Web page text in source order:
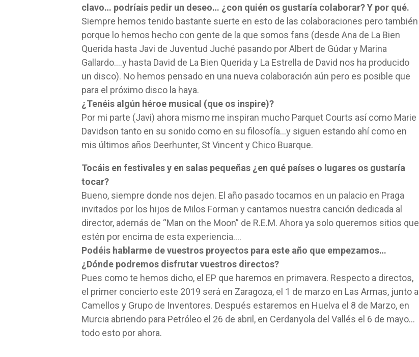
clavo… podríais pedir un deseo… ¿con quién os gustaría colaborar? Y por qué.
Siempre hemos tenido bastante suerte en esto de las colaboraciones pero también
porque lo hemos hecho con gente de la que somos fans (desde Ana de La Bien
Querida hasta Javi de Juventud Juché pasando por Albert de Gúdar y Marina
Gallardo….y hasta David de La Bien Querida y La Estrella de David nos ha producido
un disco). No hemos pensado en una nueva colaboración aún pero es posible que
para el próximo disco la haya.
¿Tenéis algún héroe musical (que os inspire)?
Por mi parte (Javi) ahora mismo me inspiran mucho Parquet Courts así como Marie
Davidson tanto en su sonido como en su filosofía…y siguen estando ahí como en
mis últimos años Deerhunter, St Vincent y Chico Buarque.
Tocáis en festivales y en salas pequeñas ¿en qué países o lugares os gustaría
tocar?
Bueno, siempre donde nos dejen. El año pasado tocamos en un palacio en Praga
invitados por los hijos de Milos Forman y cantamos nuestra canción dedicada al
director, además de “Man on the Moon” de R.E.M. Ahora ya solo queremos sitios que
estén por encima de esta experiencia….
Podéis hablarme de vuestros proyectos para este año que empezamos…
¿Dónde podremos disfrutar vuestros directos?
Pues como te hemos dicho, el EP que haremos en primavera. Respecto a directos,
el primer concierto este 2019 será en Zaragoza, el 1 de marzo en Las Armas, junto a
Camellos y Grupo de Inventores. Después estaremos en Huelva el 8 de Marzo, en
Murcia abriendo para Petróleo el 26 de abril, en Cerdanyola del Vallés el 6 de mayo…
todo esto por ahora.